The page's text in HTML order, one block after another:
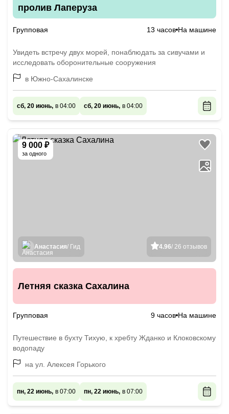
пролив Лаперуза
Групповая 13 часов На машине
Увидеть встречу двух морей, понаблюдать за сивучами и
исследовать оборонительные сооружения
в Южно-Сахалинске
сб, 20 июнь, в 04:00 сб, 20 июнь, в 04:00
9 000 ₽
за одного
4.96/ 26 отзывов
Анастасия/ Гид
Летняя сказка Сахалина
Групповая 9 часов На машине
Путешествие в бухту Тихую, к хребту Жданко и Клоковскому
водопаду
на ул. Алексея Горького
пн, 22 июнь, в 07:00 пн, 22 июнь, в 07:00